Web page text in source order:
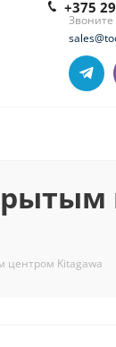
+375
Звоните
центром Kitagawa